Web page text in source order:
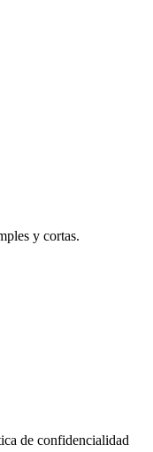
y cortas.
de confidencialidad